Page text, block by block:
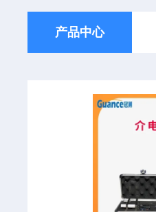
产品中心